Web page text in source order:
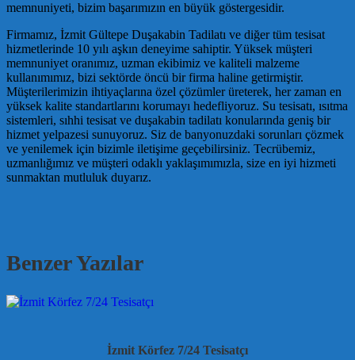
memnuniyeti, bizim başarımızın en büyük göstergesidir.
Firmamız, İzmit Gültepe Duşakabin Tadilatı ve diğer tüm tesisat
hizmetlerinde 10 yılı aşkın deneyime sahiptir. Yüksek müşteri
memnuniyet oranımız, uzman ekibimiz ve kaliteli malzeme
kullanımımız, bizi sektörde öncü bir firma haline getirmiştir.
Müşterilerimizin ihtiyaçlarına özel çözümler üreterek, her zaman en
yüksek kalite standartlarını korumayı hedefliyoruz. Su tesisatı, ısıtma
sistemleri, sıhhi tesisat ve duşakabin tadilatı konularında geniş bir
hizmet yelpazesi sunuyoruz. Siz de banyonuzdaki sorunları çözmek
ve yenilemek için bizimle iletişime geçebilirsiniz. Tecrübemiz,
uzmanlığımız ve müşteri odaklı yaklaşımımızla, size en iyi hizmeti
sunmaktan mutluluk duyarız.
Benzer Yazılar
İzmit Körfez 7/24 Tesisatçı